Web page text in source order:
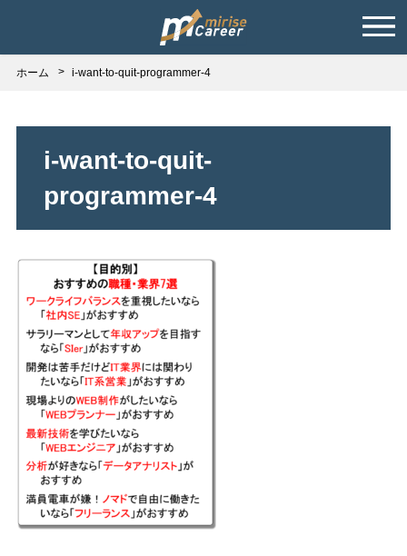
ホーム i-want-to-quit-programmer-4
i-want-to-quit-
programmer-4